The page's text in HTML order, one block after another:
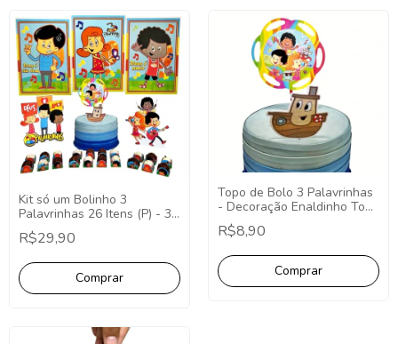
Kit só um Bolinho 3
Palavrinhas 26 Itens (P) - 3
Palavrinhas Decoração
R$29,90
Topo de Bolo 3 Palavrinhas
- Decoração Enaldinho Topo
Redondo 3 Palavrinhas
R$8,90